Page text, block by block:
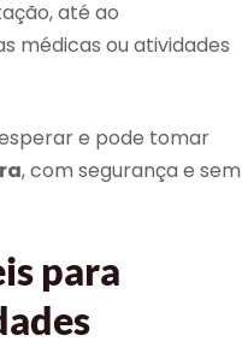
até ao
médicas ou atividades
e pode tomar
, com segurança e sem
para